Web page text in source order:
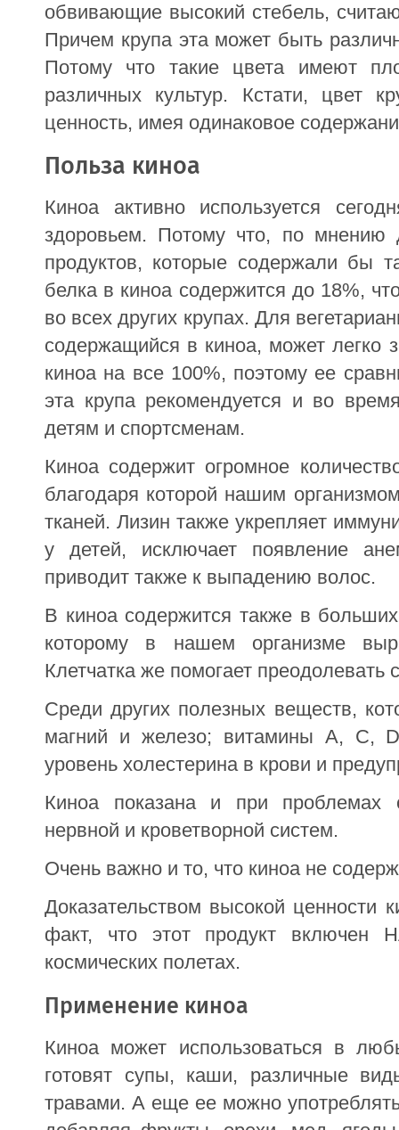
обвивающие высокий стебель,
Причем крупа эта может быть
Потому что такие цвета имеют
различных культур. Кстати, цвет
ценность, имея одинаковое
Польза киноа
Киноа активно используется
здоровьем. Потому что, по мнению
продуктов, которые содержали бы
белка в киноа содержится до 18%,
во всех других крупах. Для
содержащийся в киноа, может легко
киноа на все 100%, поэтому ее
эта крупа рекомендуется и во
детям и спортсменам.
Киноа содержит огромное
благодаря которой нашим
тканей. Лизин также укрепляет
у детей, исключает появление
приводит также к выпадению волос.
В киноа содержится также в
которому в нашем организме
Клетчатка же помогает
Среди других полезных веществ,
магний и железо; витамины А, С,
уровень холестерина в крови и
Киноа показана и при проблемах
нервной и кроветворной систем.
Очень важно и то, что киноа не
Доказательством высокой ценности
факт, что этот продукт включен
космических полетах.
Применение киноа
Киноа может использоваться в
готовят супы, каши, различные
травами. А еще ее можно